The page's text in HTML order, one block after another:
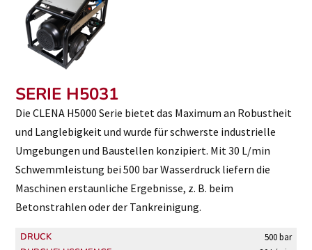
SERIE H5031
Die CLENA H5000 Serie bietet das Maximum an Robustheit
und Langlebigkeit und wurde für schwerste industrielle
Umgebungen und Baustellen konzipiert. Mit 30 L/min
Schwemmleistung bei 500 bar Wasserdruck liefern die
Maschinen erstaunliche Ergebnisse, z. B. beim
Betonstrahlen oder der Tankreinigung.
DRUCK 500 bar